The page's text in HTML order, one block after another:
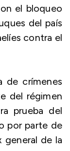
el bloqueo
del país
contra el
de crímenes
del régimen
prueba del
por parte de
general de la